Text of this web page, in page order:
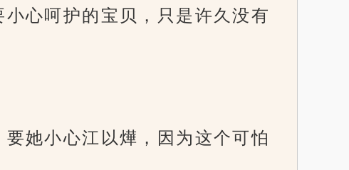
心呵护的宝贝，只是许久没有
她小心江以燁，因为这个可怕